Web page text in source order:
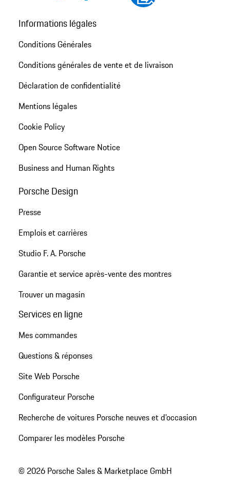
Informations légales
Conditions Générales
Conditions générales de vente et de livraison
Déclaration de confidentialité
Mentions légales
Cookie Policy
Open Source Software Notice
Business and Human Rights
Porsche Design
Presse
Emplois et carrières
Studio F. A. Porsche
Garantie et service après-vente des montres
Trouver un magasin
Services en ligne
Mes commandes
Questions & réponses
Site Web Porsche
Configurateur Porsche
Recherche de voitures Porsche neuves et d'occasion
Comparer les modèles Porsche
© 2026 Porsche Sales & Marketplace GmbH